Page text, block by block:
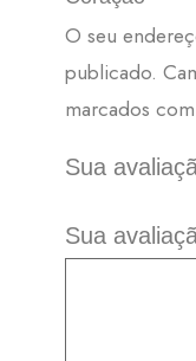
O seu
publicado.
marcados com
Sua
Sua